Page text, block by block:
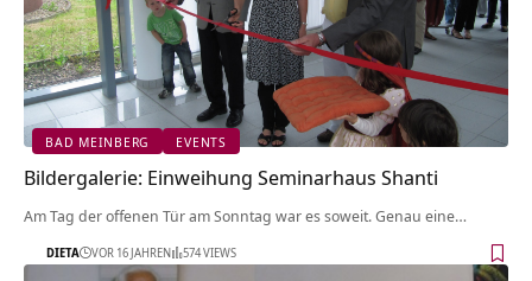
BAD MEINBERG EVENTS
Bildergalerie: Einweihung Seminarhaus Shanti
Am Tag der offenen Tür am Sonntag war es soweit. Genau eine…
DIETA VOR 16 JAHREN 574 VIEWS